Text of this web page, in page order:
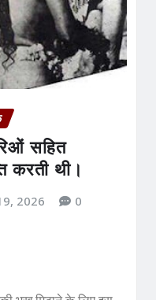
सहित
करती थी।
2026 0